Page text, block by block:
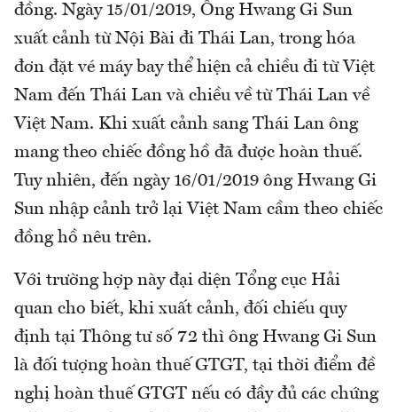
đồng. Ngày 15/01/2019, Ông Hwang Gi Sun
xuất cảnh từ Nội Bài đi Thái Lan, trong hóa
đơn đặt vé máy bay thể hiện cả chiều đi từ Việt
Nam đến Thái Lan và chiều về từ Thái Lan về
Việt Nam. Khi xuất cảnh sang Thái Lan ông
mang theo chiếc đồng hồ đã được hoàn thuế.
Tuy nhiên, đến ngày 16/01/2019 ông Hwang Gi
Sun nhập cảnh trở lại Việt Nam cầm theo chiếc
đồng hồ nêu trên.
Với trường hợp này đại diện Tổng cục Hải
quan cho biết, khi xuất cảnh, đối chiếu quy
định tại Thông tư số 72 thì ông Hwang Gi Sun
là đối tượng hoàn thuế GTGT, tại thời điểm đề
nghị hoàn thuế GTGT nếu có đầy đủ các chứng